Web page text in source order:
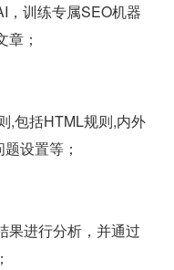
，训练专属SEO机器
；
,包括HTML规则,内外
设置等；
果进行分析，并通过